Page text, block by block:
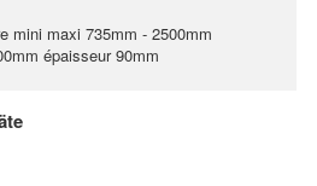
mini maxi 735mm - 2500mm
épaisseur 90mm